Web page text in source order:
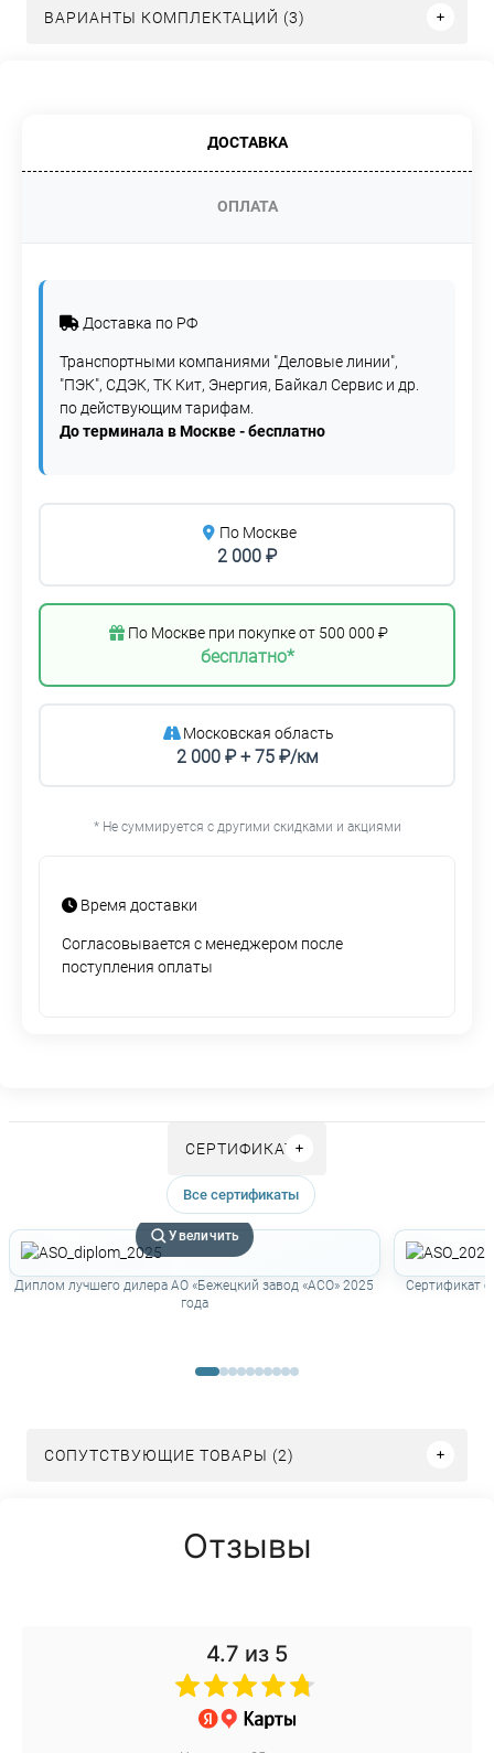
ВАРИАНТЫ КОМПЛЕКТАЦИЙ (3)
ДОСТАВКА
ОПЛАТА
Доставка по РФ
Транспортными компаниями "Деловые линии",
"ПЭК", СДЭК, ТК Кит, Энергия, Байкал Сервис и др.
по действующим тарифам.
До терминала в Москве - бесплатно
По Москве
2 000 ₽
По Москве при покупке от 500 000 ₽
бесплатно*
Московская область
2 000 ₽ + 75 ₽/км
* Не суммируется с другими скидками и акциями
Время доставки
Согласовывается с менеджером после
поступления оплаты
СЕРТИФИКАТЫ
Все сертификаты
Увеличить
Диплом лучшего дилера АО «Бежецкий завод «АСО» 2025
года
Сертификат
СОПУТСТВУЮЩИЕ ТОВАРЫ (2)
Отзывы
4.7 из 5